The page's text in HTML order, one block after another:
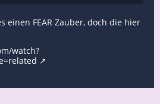
einen FEAR Zauber, doch die hier
watch?